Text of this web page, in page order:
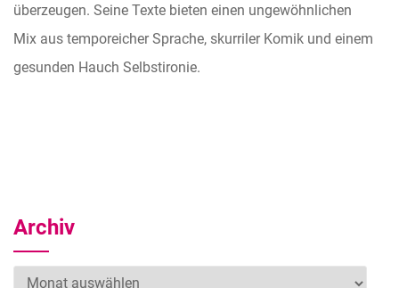
überzeugen. Seine Texte bieten einen ungewöhnlichen
Mix aus temporeicher Sprache, skurriler Komik und einem
gesunden Hauch Selbstironie.
Archiv
Archiv